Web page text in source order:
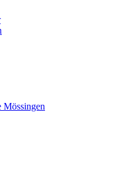
Mössingen